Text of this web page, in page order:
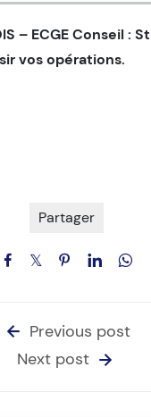
– ECGE Conseil :
vos opérations.
Partager
Previous post
Next post